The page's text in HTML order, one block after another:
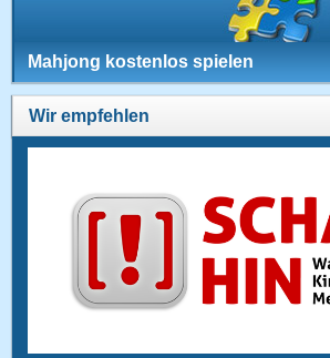
Mahjong kostenlos spielen
Wir empfehlen